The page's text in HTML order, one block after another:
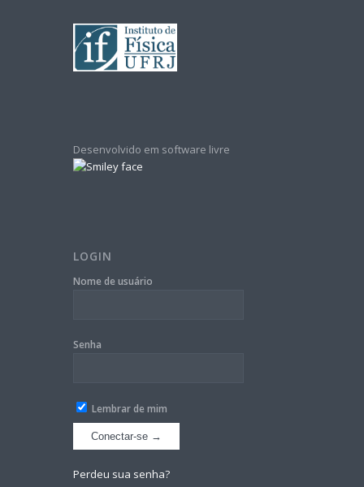
Desenvolvido em software livre
LOGIN
Nome de usuário
Senha
Lembrar de mim
Perdeu sua senha?